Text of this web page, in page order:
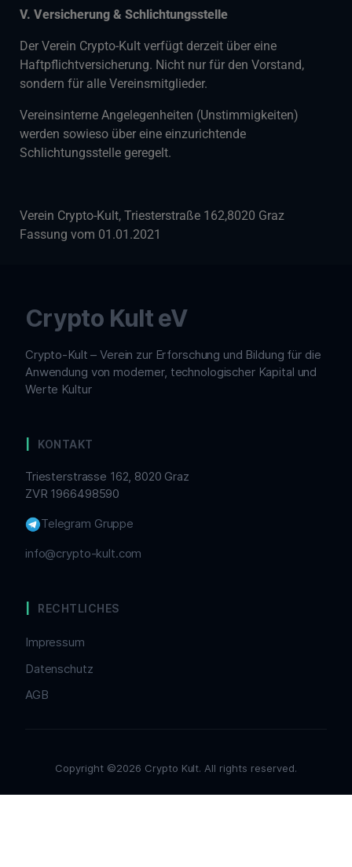
V. Versicherung & Schlichtungsstelle
Der Verein Crypto-Kult verfügt derzeit über eine
Haftpflichtversicherung. Nicht nur für den Vorstand,
sondern für alle Vereinsmitglieder.
Vereinsinterne Angelegenheiten (Unstimmigkeiten)
werden sowieso über eine einzurichtende
Schlichtungsstelle geregelt.
Verein Crypto-Kult, Triesterstraße 162,8020 Graz
Fassung vom 01.01.2021
Crypto Kult eV
Crypto-Kult – Verein zur Erforschung und Bildung für die
Anwendung von moderner, technologischer Kapital und
Werte Kultur
KONTAKT
Triesterstrasse 162, 8020 Graz
ZVR 1966498590
Telegram Gruppe
info@crypto-kult.com
RECHTLICHES
Impressum
Datenschutz
AGB
Copyright ©2026 Crypto Kult. All rights reserved.